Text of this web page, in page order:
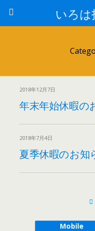
いろは
2018年12月7日
年末年始休暇の
2018年7月4日
夏季休暇のお知
Mobile